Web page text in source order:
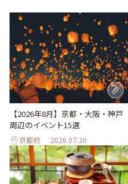
【2026年8月】京都・大阪・神戸
周辺のイベント15選
京都府 2026.07.30